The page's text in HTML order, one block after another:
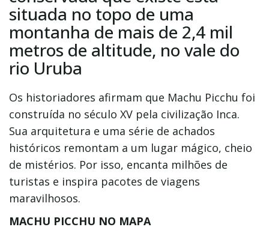
situada no topo de uma
montanha de mais de 2,4 mil
metros de altitude, no vale do
rio Uruba
Os historiadores afirmam que Machu Picchu foi
construída no século XV pela civilização Inca.
Sua arquitetura e uma série de achados
históricos remontam a um lugar mágico, cheio
de mistérios. Por isso, encanta milhões de
turistas e inspira pacotes de viagens
maravilhosos.
MACHU PICCHU NO MAPA